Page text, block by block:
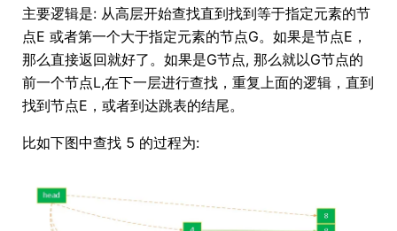
主要逻辑是: 从高层开始查找直到找到等于指定元素的节
点E 或者第一个大于指定元素的节点G。如果是节点E，
那么直接返回就好了。如果是G节点, 那么就以G节点的
前一个节点L,在下一层进行查找，重复上面的逻辑，直到
找到节点E，或者到达跳表的结尾。
比如下图中查找 5 的过程为: